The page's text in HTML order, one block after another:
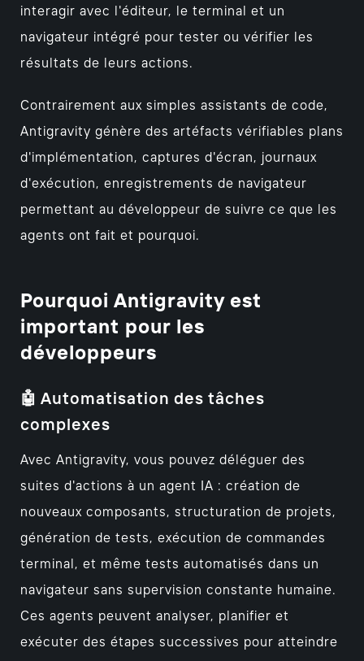
interagir avec l'éditeur, le terminal et un
navigateur intégré pour tester ou vérifier les
résultats de leurs actions.
Contrairement aux simples assistants de code,
Antigravity génère des artéfacts vérifiables plans
d'implémentation, captures d'écran, journaux
d'exécution, enregistrements de navigateur
permettant au développeur de suivre ce que les
agents ont fait et pourquoi.
Pourquoi Antigravity est
important pour les
développeurs
🤖 Automatisation des tâches
complexes
Avec Antigravity, vous pouvez déléguer des
suites d'actions à un agent IA : création de
nouveaux composants, structuration de projets,
génération de tests, exécution de commandes
terminal, et même tests automatisés dans un
navigateur sans supervision constante humaine.
Ces agents peuvent analyser, planifier et
exécuter des étapes successives pour atteindre